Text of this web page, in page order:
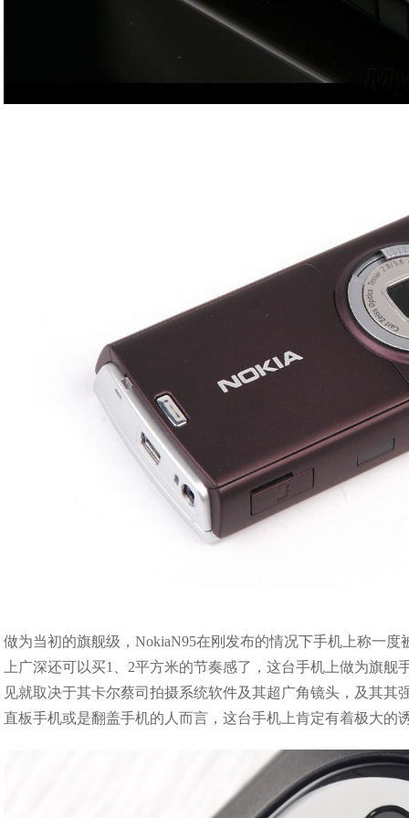
做为当初的旗舰级，NokiaN95在刚发布的情况下手机上称一
上广深还可以买1、2平方米的节奏感了，这台手机上做为旗
见就取决于其卡尔蔡司拍摄系统软件及其超广角镜头，及其
直板手机或是翻盖手机的人而言，这台手机上肯定有着极大的